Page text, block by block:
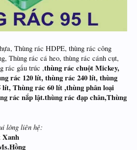
Thùng rác HDPE, thùng rác công
Thùng rác cá heo, thùng rác cánh cụt,
rác gấu trúc ,thùng rác chuột Mickey,
rác 120 lít, thùng rác 240 lít, thùng
Thùng rác 60 lít ,thùng phân loại
rác nắp lật.thùng rác đạp chân,Thùng
lòng liên hệ:
Xanh